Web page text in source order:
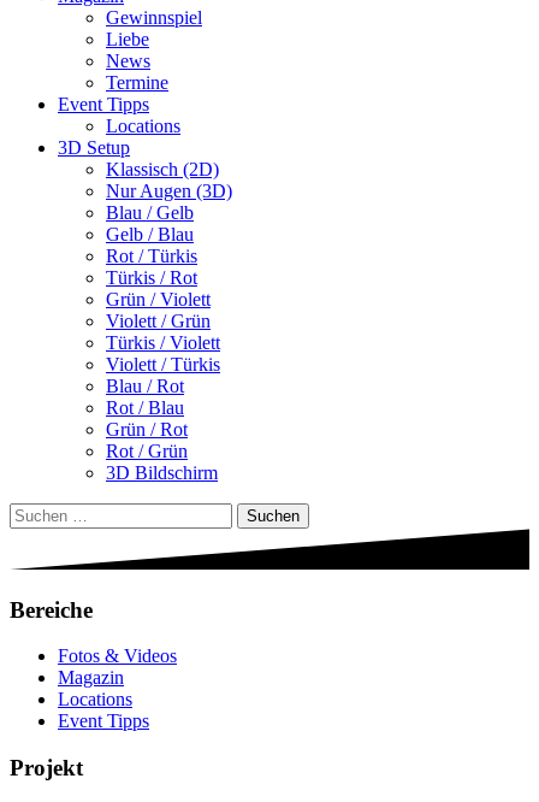
Gewinnspiel
Liebe
News
Termine
Event Tipps
Locations
3D Setup
Klassisch (2D)
Nur Augen (3D)
Blau / Gelb
Gelb / Blau
Rot / Türkis
Türkis / Rot
Grün / Violett
Violett / Grün
Türkis / Violett
Violett / Türkis
Blau / Rot
Rot / Blau
Grün / Rot
Rot / Grün
3D Bildschirm
Suchen
nach:
Bereiche
Fotos & Videos
Magazin
Locations
Event Tipps
Projekt